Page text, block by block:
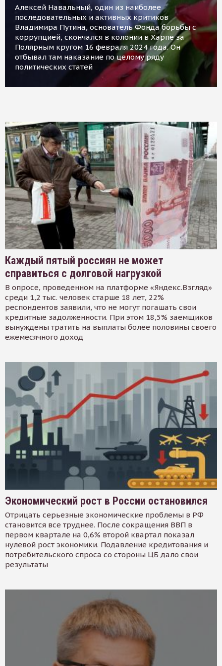
Алексей Навальный, один из наиболее
последовательных и активных критиков
Владимира Путина, основатель Фонда борьбы с
коррупцией, скончался в колонии в Харпе за
Полярным кругом 16 февраля 2024 года. Он
отбывал там наказание по целому ряду
политических статей
Каждый пятый россиян не может
справиться с долговой нагрузкой
В опросе, проведенном на платформе «Яндекс.Взгляд»
среди 1,2 тыс. человек старше 18 лет, 22%
респондентов заявили, что не могут погашать свои
кредитные задолженности. При этом 18,5% заемщиков
вынуждены тратить на выплаты более половины своего
ежемесячного доход
Экономический рост в России остановился
Отрицать серьезные экономические проблемы в РФ
становится все труднее. После сокращения ВВП в
первом квартале на 0,6% второй квартал показал
нулевой рост экономики. Подавление кредитования и
потребительского спроса со стороны ЦБ дало свои
результаты